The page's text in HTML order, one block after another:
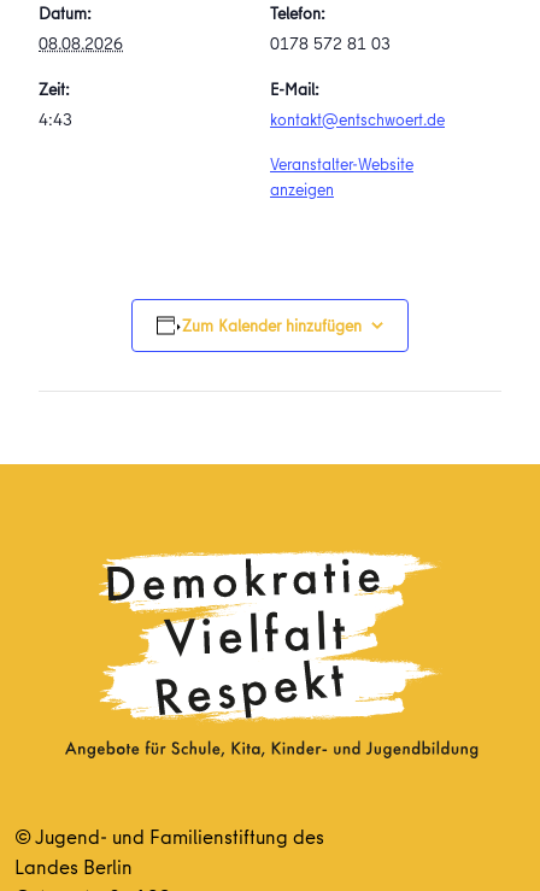
Datum:
08.08.2026
Zeit:
4:43
Telefon:
0178 572 81 03
E-Mail:
kontakt@entschwoert.de
Veranstalter-Website
anzeigen
Zum Kalender hinzufügen
© Jugend- und Familienstiftung des
Landes Berlin